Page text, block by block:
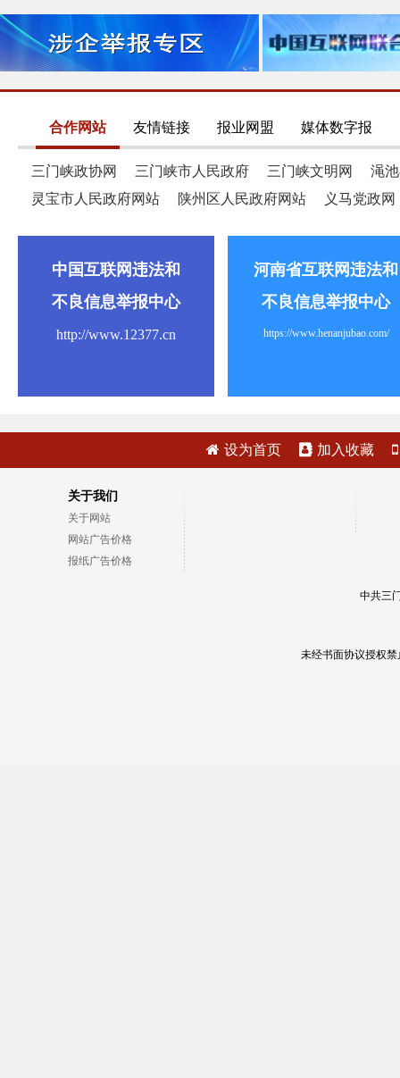
合作网站 友情链接 报业网盟 媒体数字报
三门峡政协网 三门峡市人民政府 三门峡文明网
渑
灵宝市人民政府网站
陕州区人民政府网站 义马党政网
中国互联网违法和
不良信息举报中心
http://www.12377.cn
河南省互联网违法和
不良信息举报中心
https://www.henanjubao.com/
设为首页 加入收藏
关于我们
关于网站
网站广告价格
报纸广告价格
中共三
未经书面协议授权